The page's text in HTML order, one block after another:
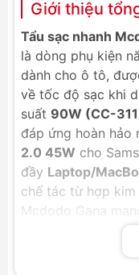
Giới thiệu
Tẩu sạc nhanh
là dòng phụ kiện
dành cho ô tô,
về tốc độ sạc khi
suất 90W (CC-
đáp ứng hoàn hảo
2.0 45W cho
đầy Laptop/
chế tác từ hợp
Mcdodo Gana
bền bỉ. Đây là giải
1 cổng USB-A)